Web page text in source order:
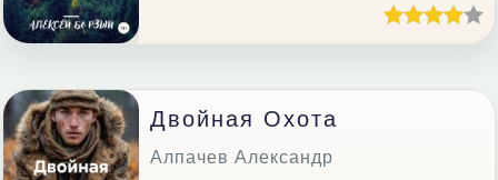
Двойная Охота
Алпачев Александр